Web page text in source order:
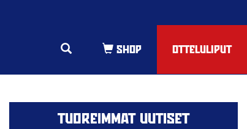
OTTELULIPUT
TUOREIMMAT UUTISET